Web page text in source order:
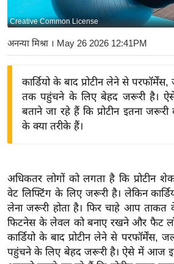
बि
ज़
ने
द्यो
त
वि
शे
ष
ज्ञ
रा
Creative Common License
अनन्या मिश्रा । May 26 2026 12:41PM
कार्डियो के बाद प्रोटीन लेने से
तक पहुंचने के लिए बेहद जरूरी है।
बताने जा रहे हैं कि प्रोटीन इतना
के क्या तरीके हैं।
अधिकतर लोगों को लगता है कि प्रोटीन
वेट लिफ्टिंग के लिए जरूरी है। लेकिन
लेना जरूरी होता है। फिर चाहे आप ताकत
फिटनेस के लेवल को बनाए रखने और फैट
कार्डियो के बाद प्रोटीन लेने से परफॉर्मेंस,
पहुंचने के लिए बेहद जरूरी है। ऐसे में आज